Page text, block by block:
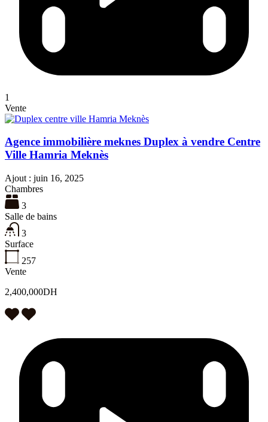
1
Vente
Agence immobilière meknes Duplex à vendre Centre
Ville Hamria Meknès
Ajout : juin 16, 2025
Chambres
3
Salle de bains
3
Surface
257
Vente
2,400,000DH